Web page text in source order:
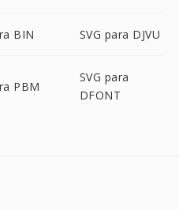
BIN SVG para DJVU
PBM
SVG para
DFONT